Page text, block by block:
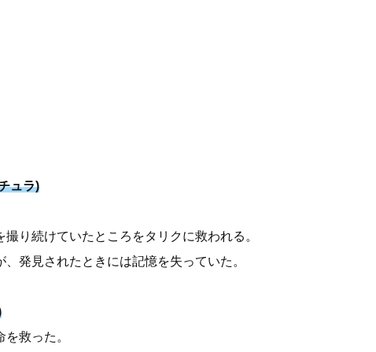
ュラ)
り続けていたところをタリクに救われる。
発見されたときには記憶を失っていた。
救った。